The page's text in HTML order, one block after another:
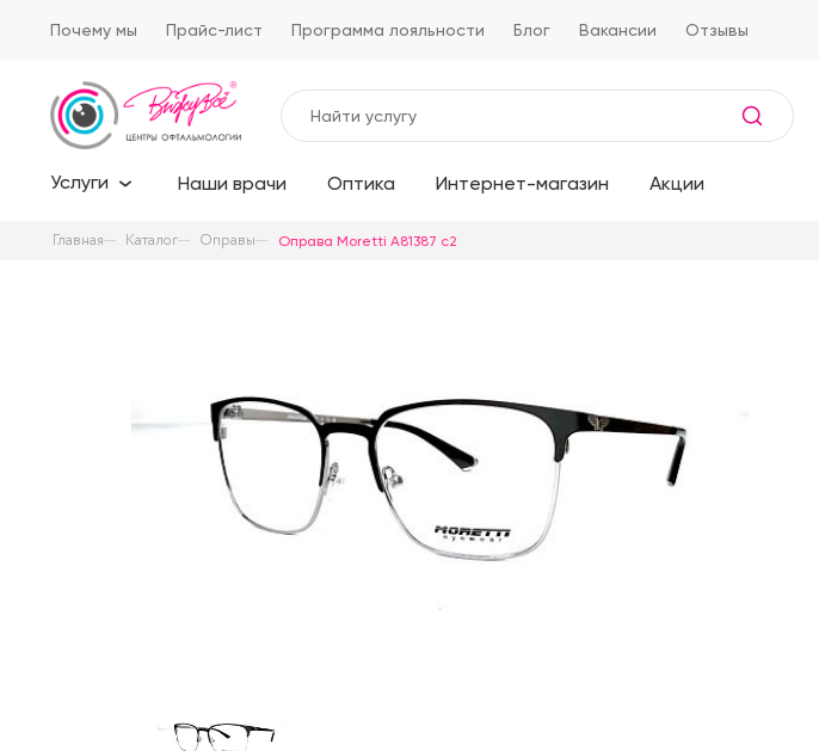
Почему мы Прайс-лист Программа лояльности Блог Вакансии Отзывы
Услуги Наши врачи Оптика Интернет-магазин Акции
Главная Каталог Оправы Оправа Moretti A81387 c2